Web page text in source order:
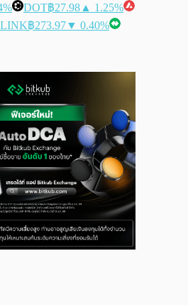
DOT฿27.98 ▲ 1.25%
LINK฿273.97▼ 0.40%